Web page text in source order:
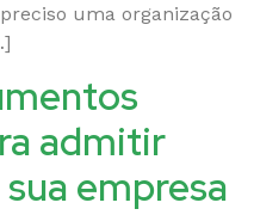
uma organização
admitir
empresa